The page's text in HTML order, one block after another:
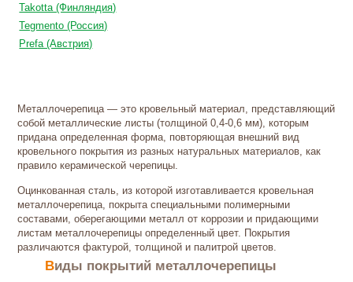
Takotta (Финляндия)
Tegmento (Россия)
Prefa (Австрия)
Металлочерепица — это кровельный материал, представляющий
собой металлические листы (толщиной 0,4-0,6 мм), которым
придана определенная форма, повторяющая внешний вид
кровельного покрытия из разных натуральных материалов, как
правило керамической черепицы.
Оцинкованная сталь, из которой изготавливается кровельная
металлочерепица, покрыта специальными полимерными
составами, оберегающими металл от коррозии и придающими
листам металлочерепицы определенный цвет. Покрытия
различаются фактурой, толщиной и палитрой цветов.
Виды покрытий металлочерепицы